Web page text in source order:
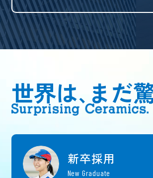
世界は､まだ
新卒採用
New Graduate